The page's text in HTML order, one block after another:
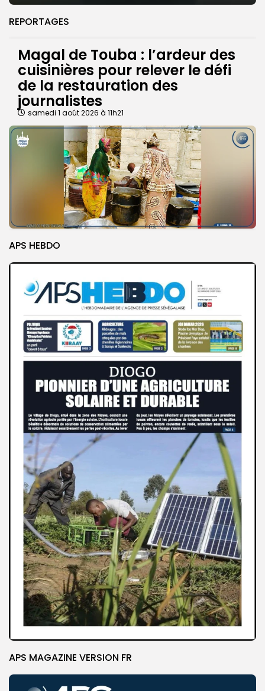
REPORTAGES
Magal de Touba : l’ardeur des
cuisinières pour relever le défi
de la restauration des
journalistes
samedi 1 août 2026 à 11h21
APS HEBDO
APS MAGAZINE VERSION FR